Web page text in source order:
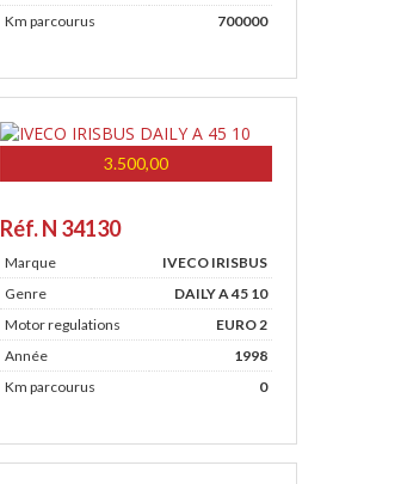
Km parcourus
700000
3.500,00
Réf. N 34130
Marque
IVECO IRISBUS
Genre
DAILY A 45 10
Motor regulations
EURO 2
Année
1998
Km parcourus
0